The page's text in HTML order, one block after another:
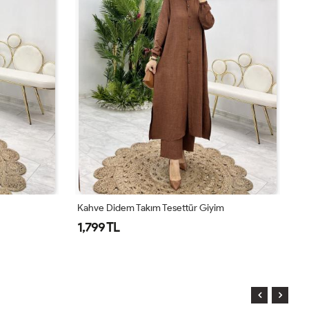
Kahve Didem Takım Tesettür Giyim
1,799 TL